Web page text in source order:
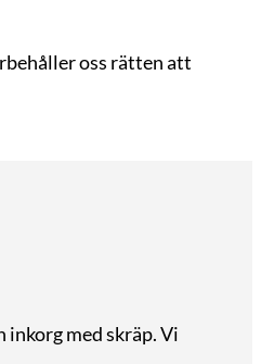
oss rätten att
med skräp. Vi